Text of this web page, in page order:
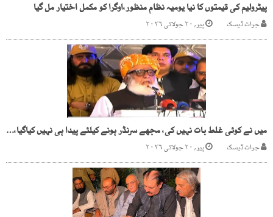
پیٹرولیم کی قیمتوں کا نیا یومیہ نظام منظور،اوگرا کو مکمل اختیار مل گیا
جرات ڈیسک پیر, ۲۰ جولائی ۲۰۲۶
میں نے کوئی غلط بات نہیں کی، مجھے سرنڈر ہونے کیلئے پیدا ہی نہیں کیاگیا، مولانا فضل الرحمان
جرات ڈیسک پیر, ۲۰ جولائی ۲۰۲۶